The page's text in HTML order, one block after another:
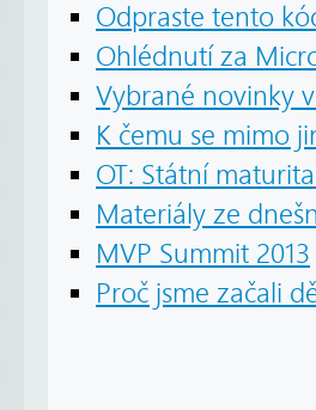
Odpraste tento
Ohlédnutí za
Vybrané novinky
K čemu se mimo
OT: Státní
Materiály ze
MVP Summit 2013
Proč jsme začali